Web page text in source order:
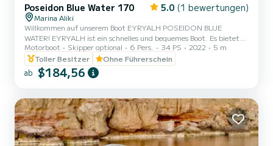
Poseidon Blue Water 170 5.0 (1 bewertungen)
Marina Aliki
Willkommen auf unserem Boot EYRYALH POSEIDON BLUE
WATER! EYRYALH ist ein schnelles und bequemes Boot. Es bietet
Platz für Familien, Paare und Freunde. Sie haben die Möglichkeit,
alle schönen und versteckten Strände rund um Paros zu sehen. Wir
freuen uns darauf, Sie auf unserem Boot willkommen zu heißen!
Motorboot Skipper optional 6 Pers. 34 PS 2022
5 m
Toller Besitzer
Ohne Führerschein
ab $184,56